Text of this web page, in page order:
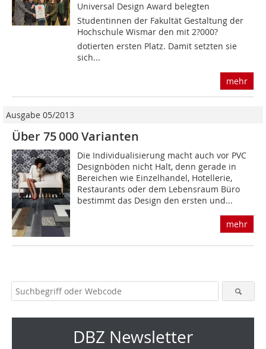
Universal Design Award belegten
Studentinnen der Fakultät Gestaltung der
Hochschule Wismar den mit 2?000?
dotierten ersten Platz. Damit setzten sie
sich...
mehr
Ausgabe 05/2013
Über 75 000 Varianten
Die Individualisierung macht auch vor PVC
Designböden nicht Halt, denn gerade in
Bereichen wie Einzelhandel, Hotellerie,
Restaurants oder dem Lebensraum Büro
bestimmt das Design den ersten und...
mehr
DBZ Newsletter